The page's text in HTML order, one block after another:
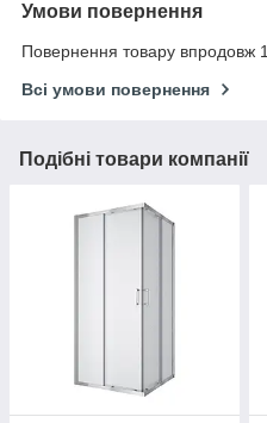
Умови повернення
Повернення товару впродовж
Всі умови повернення
Подібні товари компанії